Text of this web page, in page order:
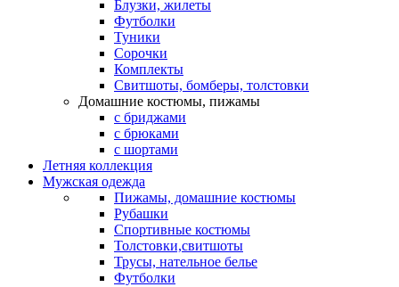
Блузки, жилеты
Футболки
Туники
Сорочки
Комплекты
Свитшоты, бомберы, толстовки
Домашние костюмы, пижамы
с бриджами
с брюками
с шортами
Летняя коллекция
Мужская одежда
Пижамы, домашние костюмы
Рубашки
Спортивные костюмы
Толстовки,свитшоты
Трусы, нательное белье
Футболки